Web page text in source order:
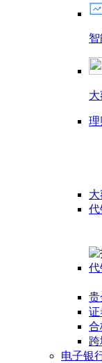
理
代
代
贵
证
合
电子银